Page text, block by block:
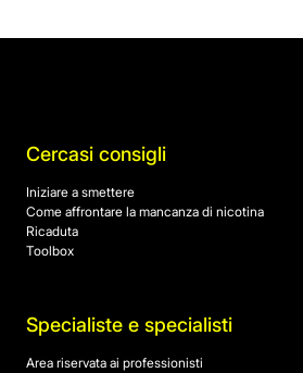
Cercasi consigli
Iniziare a smettere
Come affrontare la mancanza di nicotina
Ricaduta
Toolbox
Specialiste e specialisti
Area riservata ai professionisti